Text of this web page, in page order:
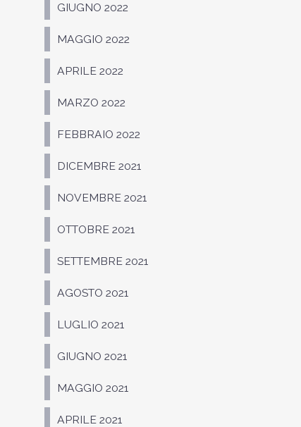
GIUGNO 2022
MAGGIO 2022
APRILE 2022
MARZO 2022
FEBBRAIO 2022
DICEMBRE 2021
NOVEMBRE 2021
OTTOBRE 2021
SETTEMBRE 2021
AGOSTO 2021
LUGLIO 2021
GIUGNO 2021
MAGGIO 2021
APRILE 2021